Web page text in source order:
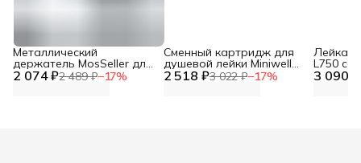
2 074 ₽2 489 ₽−17%
Металлический
держатель MosSeller для
смартфона с 2 518 ₽3 022 ₽−17%
Сменный картридж для
душевой лейки Miniwell
L750, угольный 3 090 ₽
Лейка
L750 со